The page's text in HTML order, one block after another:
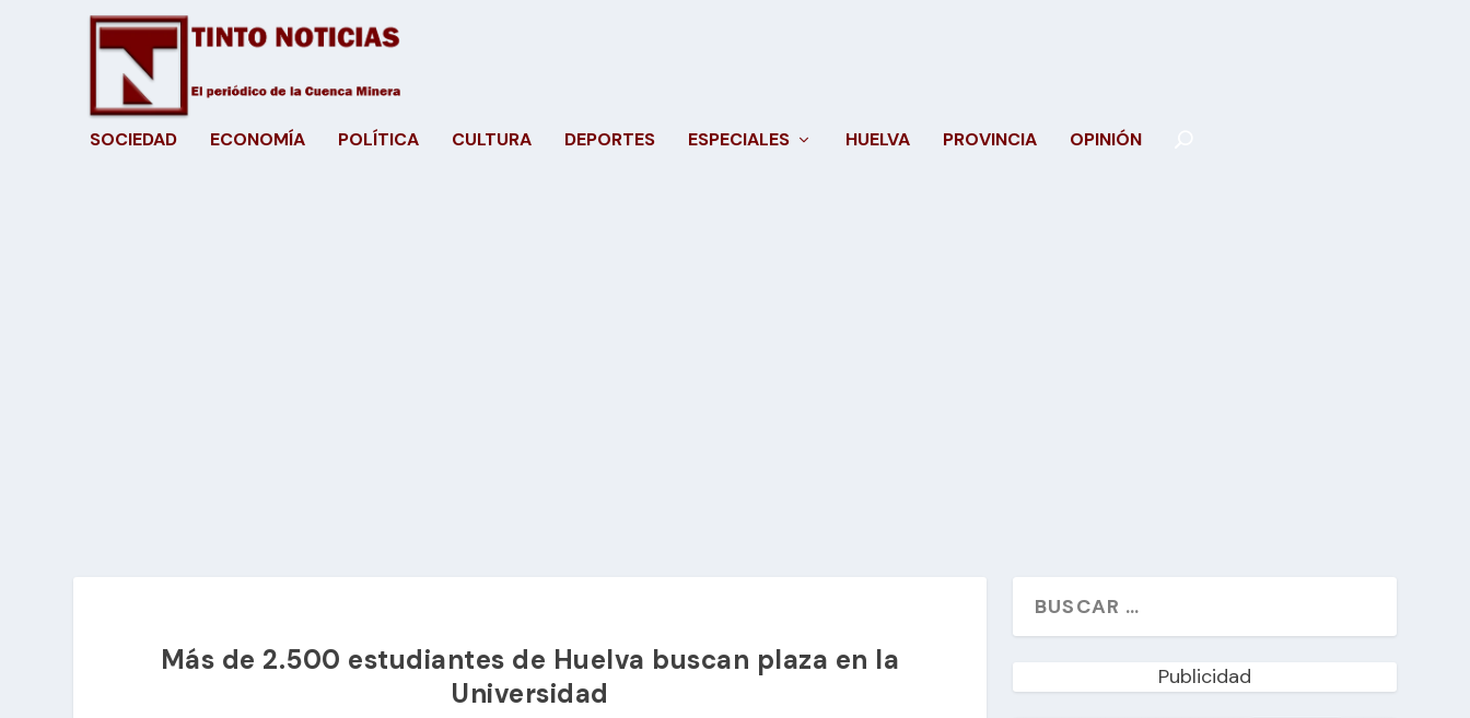
SOCIEDAD ECONOMÍA POLÍTICA CULTURA DEPORTES ESPECIALES HUELVA PROVINCIA OPINIÓN
Más de 2.500 estudiantes de Huelva buscan plaza en la
Universidad
Publicidad